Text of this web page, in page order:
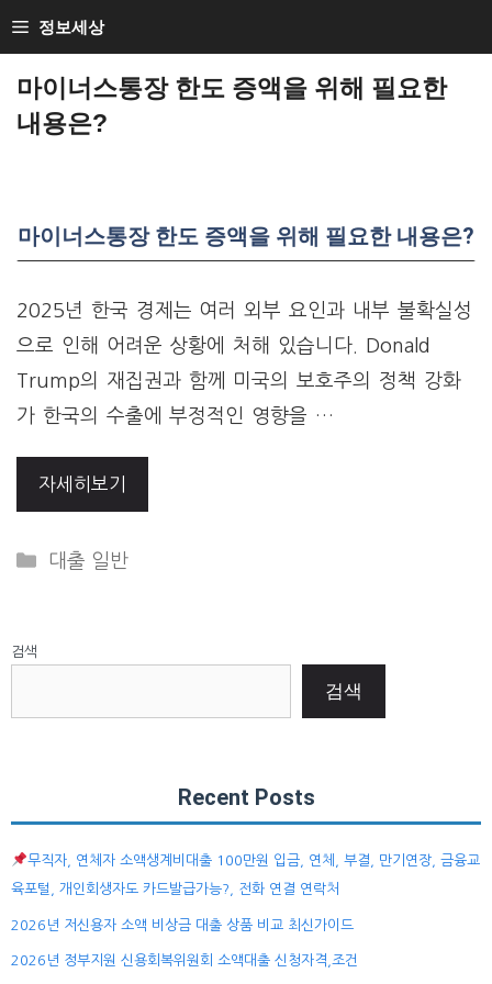
Skip
to
content
정보세상
마이너스통장 한도 증액을 위해 필요한
내용은?
마이너스통장 한도 증액을 위해 필요한 내용은?
2025년 한국 경제는 여러 외부 요인과 내부 불확실성
으로 인해 어려운 상황에 처해 있습니다. Donald
Trump의 재집권과 함께 미국의 보호주의 정책 강화
가 한국의 수출에 부정적인 영향을 …
자세히보기
Categories
대출 일반
검색
검색
Recent Posts
무직자, 연체자 소액생계비대출 100만원 입금, 연체, 부결, 만기연장, 금융교
육포털, 개인회생자도 카드발급가능?, 전화 연결 연락처
2026년 저신용자 소액 비상금 대출 상품 비교 최신가이드
2026년 정부지원 신용회복위원회 소액대출 신청자격,조건